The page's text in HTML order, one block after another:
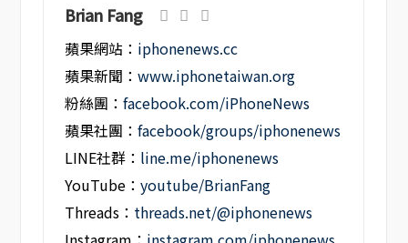
Brian Fang
蘋果網站： iphonenews.cc
蘋果新聞：www.iphonetaiwan.org
粉絲團：facebook.com/iPhoneNews
蘋果社團：facebook/groups/iphonenews
LINE社群： line.me/iphonenews
YouTube：youtube/BrianFang
Threads： threads.net/@iphonenews